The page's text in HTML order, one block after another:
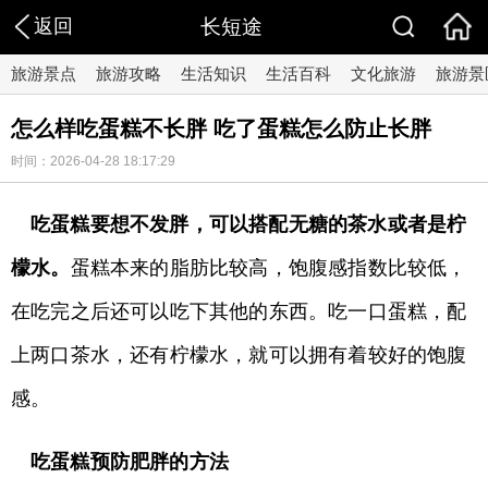
返回 长短途
旅游景点 旅游攻略 生活知识 生活百科 文化旅游 旅游景
怎么样吃蛋糕不长胖 吃了蛋糕怎么防止长胖
时间：2026-04-28 18:17:29
吃蛋糕要想不发胖，可以搭配无糖的茶水或者是柠
檬水。 蛋糕本来的脂肪比较高，饱腹感指数比较低，
在吃完之后还可以吃下其他的东西。吃一口蛋糕，配
上两口茶水，还有柠檬水，就可以拥有着较好的饱腹
感。
吃蛋糕预防肥胖的方法